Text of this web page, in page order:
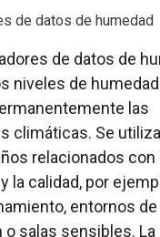
de datos de humedad
de datos de
niveles de
las
climáticas. Se
relacionados con
la calidad, por
entornos de
o salas sensibles.